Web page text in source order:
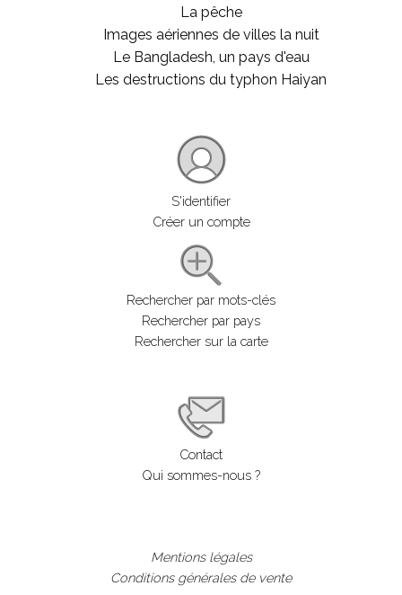
La pêche
Images aériennes de villes la nuit
Le Bangladesh, un pays d'eau
Les destructions du typhon Haiyan
S'identifier
Créer un compte
Rechercher par mots-clés
Rechercher par pays
Rechercher sur la carte
Contact
Qui sommes-nous ?
Mentions légales
Conditions générales de vente